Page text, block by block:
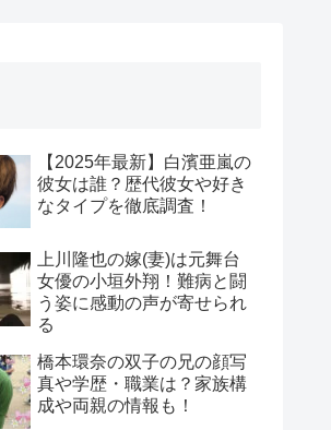
【2025年最新】白濱亜嵐の
彼女は誰？歴代彼女や好き
なタイプを徹底調査！
上川隆也の嫁(妻)は元舞台
女優の小垣外翔！難病と闘
う姿に感動の声が寄せられ
る
橋本環奈の双子の兄の顔写
真や学歴・職業は？家族構
成や両親の情報も！